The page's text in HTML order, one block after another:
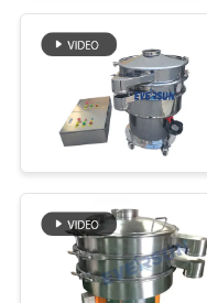
भ्रमण
गुणवत्ता
नियंत्रण
संपर्क